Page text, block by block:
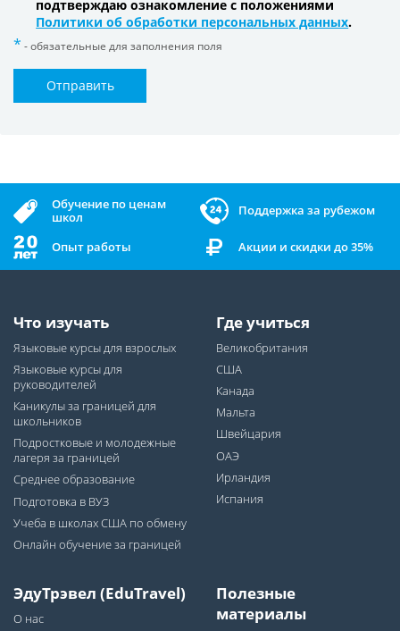
подтверждаю ознакомление с положениями
Политики об обработки персональных данных.
- обязательные для заполнения поля
Отправить
Обучение по ценам
школ
Поддержка за рубежом
Опыт работы Акции и скидки до 35%
Что изучать
Языковые курсы для взрослых
Языковые курсы для
руководителей
Каникулы за границей для
школьников
Подростковые и молодежные
лагеря за границей
Среднее образование
Подготовка в ВУЗ
Учеба в школах США по обмену
Онлайн обучение за границей
Где учиться
Великобритания
США
Канада
Мальта
Швейцария
ОАЭ
Ирландия
Испания
ЭдуТрэвел (EduTravel)
О нас
Полезные
материалы